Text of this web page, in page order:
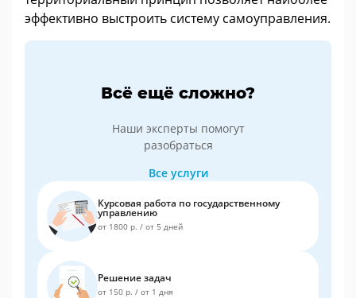
эффективно выстроить систему самоуправления.
Всё ещё сложно?
Наши эксперты помогут
разобраться
Все услуги
Курсовая работа по государственному
управлению
от 1800 р. / от 5 дней
Решение задач
от 150 р. / от 1 дня